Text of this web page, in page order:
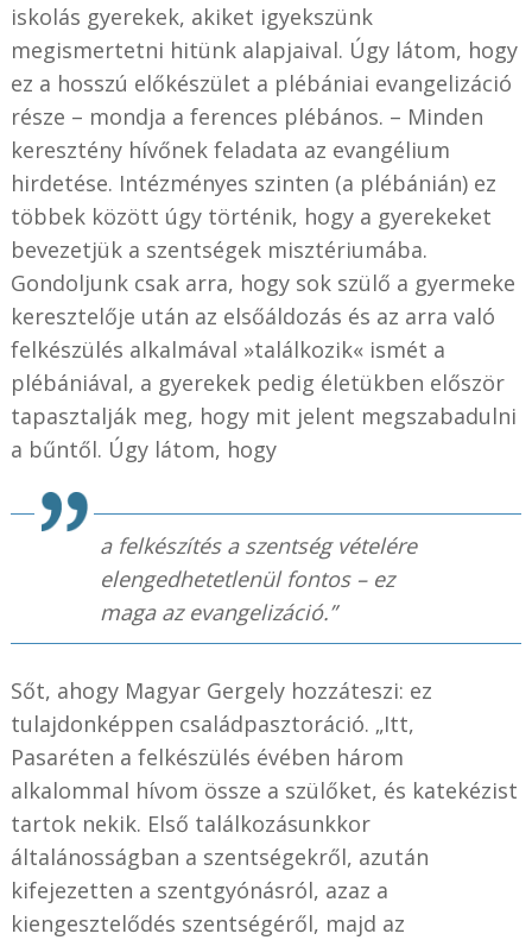
iskolás gyerekek, akiket igyekszünk
megismertetni hitünk alapjaival. Úgy látom, hogy
ez a hosszú előkészület a plébániai evangelizáció
része – mondja a ferences plébános. – Minden
keresztény hívőnek feladata az evangélium
hirdetése. Intézményes szinten (a plébánián) ez
többek között úgy történik, hogy a gyerekeket
bevezetjük a szentségek misztériumába.
Gondoljunk csak arra, hogy sok szülő a gyermeke
keresztelője után az elsőáldozás és az arra való
felkészülés alkalmával »találkozik« ismét a
plébániával, a gyerekek pedig életükben először
tapasztalják meg, hogy mit jelent megszabadulni
a bűntől. Úgy látom, hogy
a felkészítés a szentség vételére
elengedhetetlenül fontos – ez
maga az evangelizáció.”
Sőt, ahogy Magyar Gergely hozzáteszi: ez
tulajdonképpen családpasztoráció. „Itt,
Pasaréten a felkészülés évében három
alkalommal hívom össze a szülőket, és katekézist
tartok nekik. Első találkozásunkkor
általánosságban a szentségekről, azután
kifejezetten a szentgyónásról, azaz a
kiengesztelődés szentségéről, majd az